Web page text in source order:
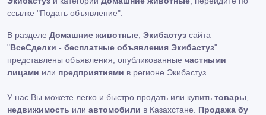
ссылке "Подать объявление"
В разделе Домашние животные Экибастуз сайта
"ВсеСделки - бесплатные объявления Экибастуз"
представлены объявления, опубликованные частными
лицами или предприятиями в регионе Экибастуз.
У нас Вы можете легко и быстро продать или купить товары
недвижимость или автомобили в Казахстане. Продажа бу